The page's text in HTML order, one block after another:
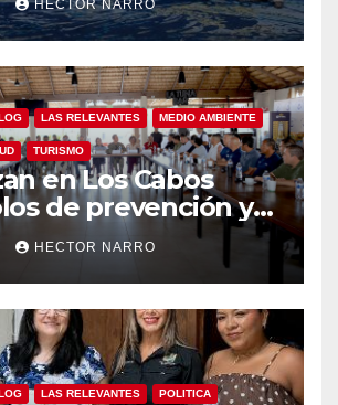
la prevención y
un destino seguro
HECTOR NARRO
LAS RELEVANTES MEDIO AMBIENTE
TURISMO
en Los Cabos
de prevención y
playas ante oleaje
de ciclones
HECTOR NARRO
LAS RELEVANTES POLITICA